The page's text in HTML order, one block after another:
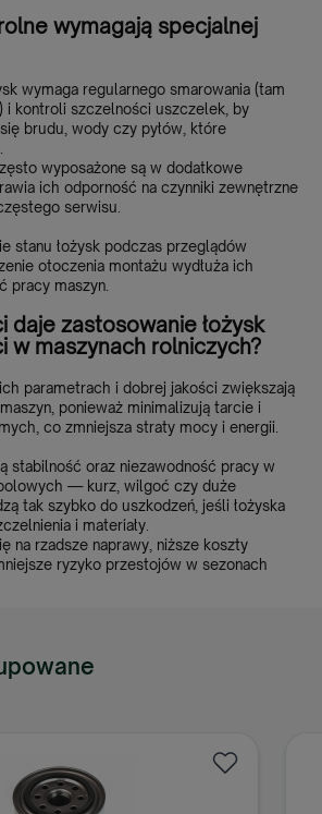
wymagają specjalnej
wymaga regularnego smarowania (tam
i kontroli szczelności uszczelek, by
brudu, wody czy pyłów, które
wyposażone są w dodatkowe
ich odporność na czynniki zewnętrzne
serwisu.
stanu łożysk podczas przeglądów
otoczenia montażu wydłuża ich
pracy maszyn.
daje zastosowanie łożysk
w maszynach rolniczych?
parametrach i dobrej jakości zwiększają
ponieważ minimalizują tarcie i
co zmniejsza straty mocy i energii.
stabilność oraz niezawodność pracy w
— kurz, wilgoć czy duże
tak szybko do uszkodzeń, jeśli łożyska
i materiały.
na rzadsze naprawy, niższe koszty
ryzyko przestojów w sezonach